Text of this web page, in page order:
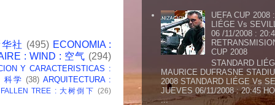
社 (495) ECONOMIA :
: WIND : 空气 (294)
Y CARACTERISTICAS :
科学 (38) ARQUITECTURA :
TREE : 大树倒下 (26)
UEFA CUP 2008
LIÉGE Vs
06 /11/2008 :
CUP 2008
STANDARD
MAURICE DUFRASNE
2008 STANDARD LIÉGE Vs
JUEVES 06/11/2008 : 20:45
...